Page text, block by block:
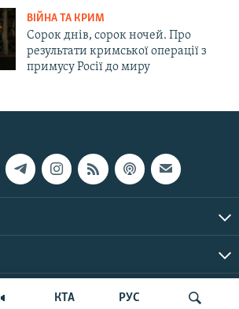
КТА РУС
ВІЙНА ТА КРИМ
Сорок днів, сорок ночей. Про
результати кримської операції з
примусу Росії до миру
© Крим.Реалії, 2026 | Усі права застережено.